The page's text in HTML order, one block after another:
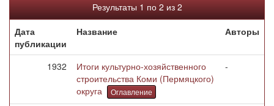
Результаты 1 по 2 из 2
Дата
публикации
Название Авторы
1932
Итоги культурно-хозяйственного
строительства Коми (Пермяцкого)
округа
Оглавление
-